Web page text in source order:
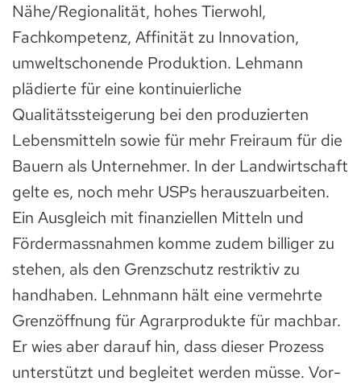
Nähe/Regionalität, hohes Tierwohl,
Fachkompetenz, Affinität zu Innovation,
umweltschonende Produktion. Lehmann
plädierte für eine kontinuierliche
Qualitätssteigerung bei den produzierten
Lebensmitteln sowie für mehr Freiraum für die
Bauern als Unternehmer. In der Landwirtschaft
gelte es, noch mehr USPs herauszuarbeiten.
Ein Ausgleich mit finanziellen Mitteln und
Fördermassnahmen komme zudem billiger zu
stehen, als den Grenzschutz restriktiv zu
handhaben. Lehnmann hält eine vermehrte
Grenzöffnung für Agrarprodukte für machbar.
Er wies aber darauf hin, dass dieser Prozess
unterstützt und begleitet werden müsse. Vor-